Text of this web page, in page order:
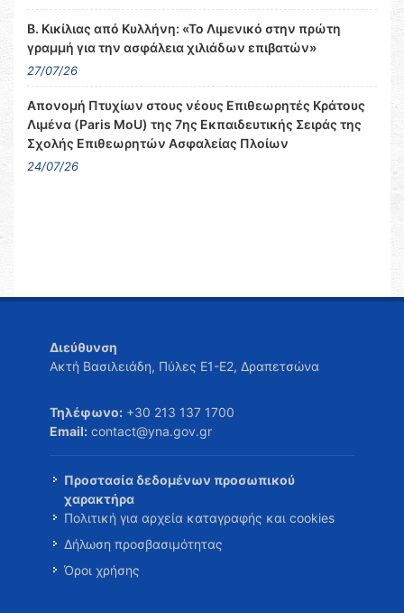
Β. Κικίλιας από Κυλλήνη: «Το Λιμενικό στην πρώτη
γραμμή για την ασφάλεια χιλιάδων επιβατών»
27/07/26
Απονομή Πτυχίων στους νέους Επιθεωρητές Κράτους
Λιμένα (Paris MoU) της 7ης Εκπαιδευτικής Σειράς της
Σχολής Επιθεωρητών Ασφαλείας Πλοίων
24/07/26
Διεύθυνση
Ακτή Βασιλειάδη, Πύλες Ε1-Ε2, Δραπετσώνα
Τηλέφωνο: +30 213 137 1700
Email: contact@yna.gov.gr
Προστασία δεδομένων προσωπικού
χαρακτήρα
Πολιτική για αρχεία καταγραφής και cookies
Δήλωση προσβασιμότητας
Όροι χρήσης